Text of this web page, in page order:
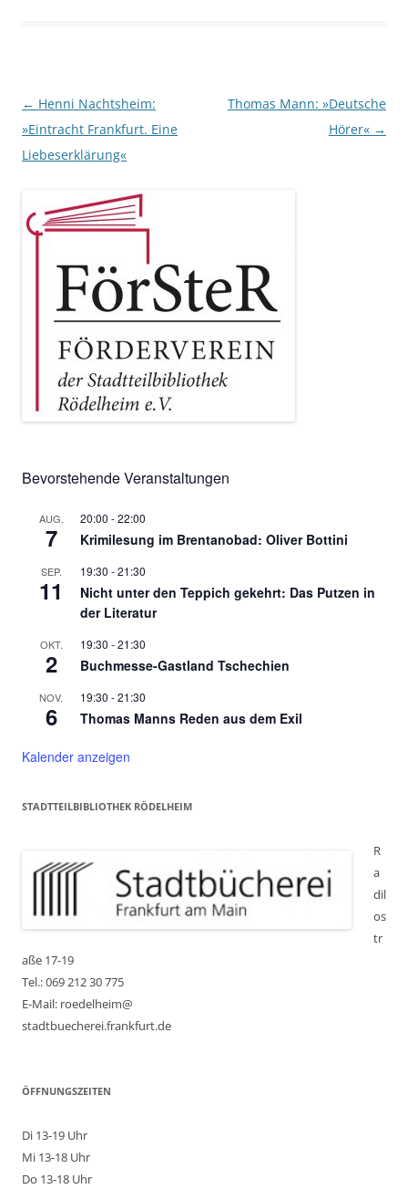
Beitragsnavigation
← Henni Nachtsheim:
»Eintracht Frankfurt. Eine
Liebeserklärung«
Thomas Mann: »Deutsche
Hörer« →
Bevorstehende Veranstaltungen
AUG.
7
20:00 -22:00
Krimilesung im Brentanobad: Oliver Bottini
SEP.
11
19:30 -21:30
Nicht unter den Teppich gekehrt: Das Putzen in
der Literatur
OKT.
2
19:30 -21:30
Buchmesse-Gastland Tschechien
NOV.
6
19:30 -21:30
Thomas Manns Reden aus dem Exil
Kalender anzeigen
STADTTEILBIBLIOTHEK RÖDELHEIM
R
a
dil
os
tr
aße 17-19
Tel.: 069 212 30 775
E-Mail: roedelheim@
stadtbuecherei.frankfurt.de
ÖFFNUNGSZEITEN
Di 13-19 Uhr
Mi 13-18 Uhr
Do 13-18 Uhr